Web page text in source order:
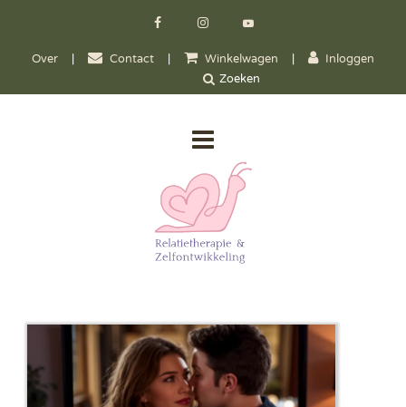
Over | Contact | Winkelwagen | Inloggen